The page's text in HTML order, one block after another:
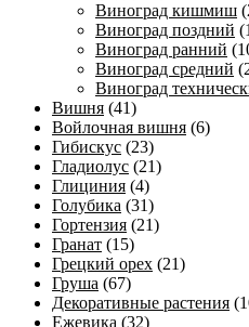
Виноград кишмиш
Виноград поздний
Виноград ранний
Виноград средний
Виноград
Вишня (41)
Войлочная вишня (6)
Гибискус (23)
Гладиолус (21)
Глициния (4)
Голубика (31)
Гортензия (21)
Гранат (15)
Грецкий орех (21)
Груша (67)
Декоративные растения
Ежевика (32)